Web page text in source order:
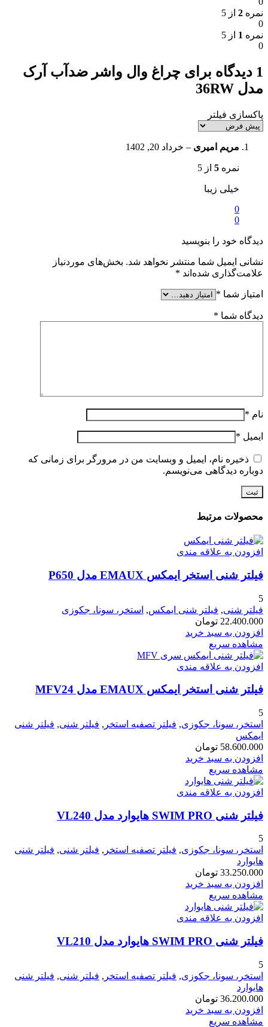
نمره 2 از 5
0
نمره 1 از 5
0
1 دیدگاه برای
چراغ وال واشر ضدآب آرک
مدل 36RW
پاکسازی فیلتر
مریم امیری – خرداد 20, 1402
نمره 5 از 5
خیلی زیبا
0
0
دیدگاه خود را بنویسید
نشانی ایمیل شما منتشر نخواهد شد. بخش‌های موردنیاز
علامت‌گذاری شده‌اند *
امتیاز شما *
دیدگاه شما *
نام *
ایمیل *
ذخیره نام، ایمیل و وبسایت من در مرورگر برای زمانی که
دوباره دیدگاهی می‌نویسم.
محصولات مرتبط
افزودن به علاقه مندی
فیلتر شنی استخر ایمکس EMAUX مدل P650
5
فیلتر شنی, فیلتر شنی ایمکس, استخر، سونا، جکوزی
22.400.000 تومان
افزودن به سبد خرید
مشاهده سریع
افزودن به علاقه مندی
فیلتر شنی استخر ایمکس EMAUX مدل MFV24
5
استخر، سونا، جکوزی, فیلتر تصفیه استخر , فیلتر شنی, فیلتر شنی
ایمکس
58.600.000 تومان
افزودن به سبد خرید
مشاهده سریع
افزودن به علاقه مندی
فیلتر شنی SWIM PRO هایوارد مدل VL240
5
استخر، سونا، جکوزی, فیلتر تصفیه استخر , فیلتر شنی, فیلتر شنی
هایوارد
33.250.000 تومان
افزودن به سبد خرید
مشاهده سریع
افزودن به علاقه مندی
فیلتر شنی SWIM PRO هایوارد مدل VL210
5
استخر، سونا، جکوزی, فیلتر تصفیه استخر , فیلتر شنی, فیلتر شنی
هایوارد
36.200.000 تومان
افزودن به سبد خرید
مشاهده سریع